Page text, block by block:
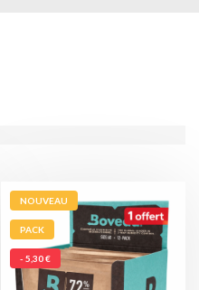
NOUVEAU
PACK
- 5,30 €